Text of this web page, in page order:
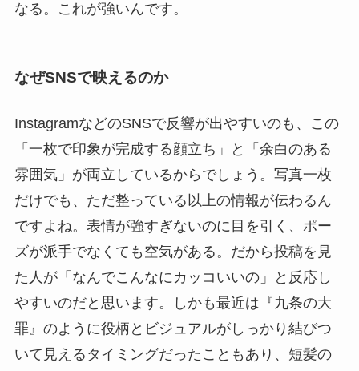
なる。これが強いんです。
なぜSNSで映えるのか
InstagramなどのSNSで反響が出やすいのも、この
「一枚で印象が完成する顔立ち」と「余白のある
雰囲気」が両立しているからでしょう。写真一枚
だけでも、ただ整っている以上の情報が伝わるん
ですよね。表情が強すぎないのに目を引く、ポー
ズが派手でなくても空気がある。だから投稿を見
た人が「なんでこんなにカッコいいの」と反応し
やすいのだと思います。しかも最近は『九条の大
罪』のように役柄とビジュアルがしっかり結びつ
いて見えるタイミングだったこともあり、短髪の